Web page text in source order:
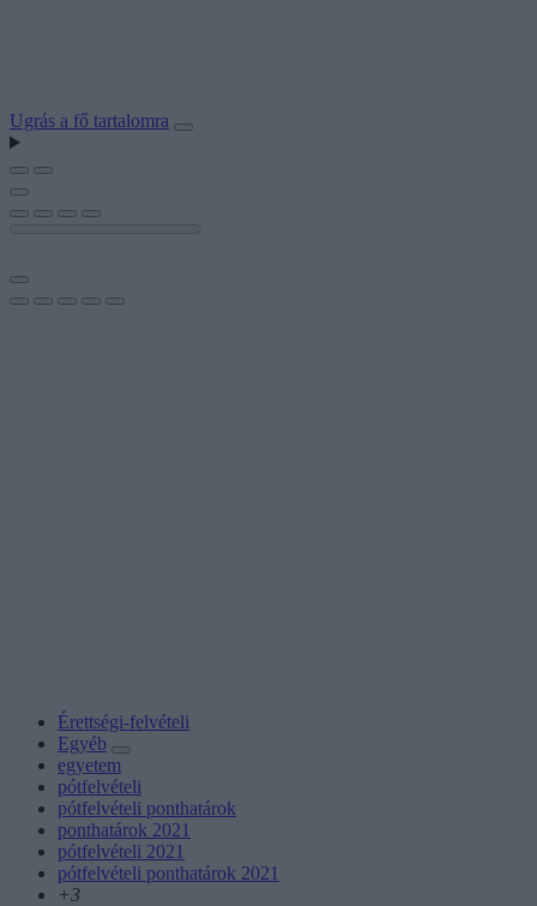
Ugrás a fő tartalomra
Érettségi-felvételi
Egyéb
egyetem
pótfelvételi
pótfelvételi ponthatárok
ponthatárok 2021
pótfelvételi 2021
pótfelvételi ponthatárok 2021
+3